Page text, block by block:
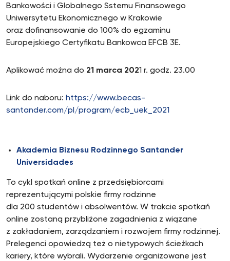
Bankowości i Globalnego Sstemu Finansowego
Uniwersytetu Ekonomicznego w Krakowie
oraz dofinansowanie do 100% do egzaminu
Europejskiego Certyfikatu Bankowca EFCB 3E.
Aplikować można do 21 marca 2021 r. godz. 23.00
Link do naboru: https://www.becas-
santander.com/pl/program/ecb_uek_2021
Akademia Biznesu Rodzinnego Santander
Universidades
To cykl spotkań online z przedsiębiorcami
reprezentującymi polskie firmy rodzinne
dla 200 studentów i absolwentów. W trakcie spotkań
online zostaną przybliżone zagadnienia z wiązane
z zakładaniem, zarządzaniem i rozwojem firmy rodzinnej.
Prelegenci opowiedzą też o nietypowych ścieżkach
kariery, które wybrali. Wydarzenie organizowane jest